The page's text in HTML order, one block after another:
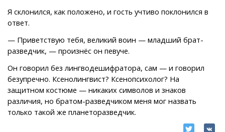
Я склонился, как положено, и гость учтиво поклонился в
ответ.
— Приветствую тебя, великий воин — младший брат-
разведчик, — произнёс он певуче.
Он говорил без лингводешифратора, сам — и говорил
безупречно. Ксенолингвист? Ксенопсихолог? На
защитном костюме — никаких символов и знаков
различия, но братом-разведчиком меня мог назвать
только такой же планеторазведчик.